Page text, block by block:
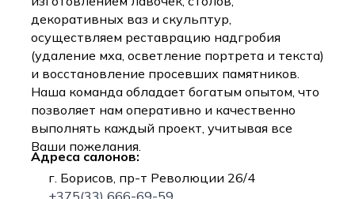
декоративных ваз и скульптур,
осуществляем реставрацию надгробия
(удаление мха, осветление портрета и текста)
и восстановление просевших памятников.
Наша команда обладает богатым опытом, что
позволяет нам оперативно и качественно
выполнять каждый проект, учитывая все
Ваши пожелания.
Адреса салонов:
г. Борисов, пр-т Революции 26/4